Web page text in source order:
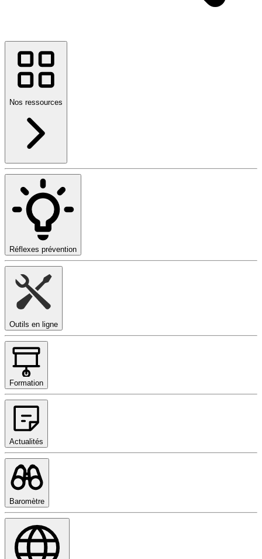
Nos ressources
Réflexes prévention
Outils en ligne
Formation
Actualités
Baromètre